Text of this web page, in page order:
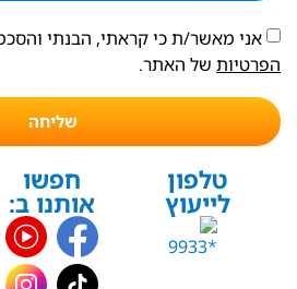
אני מאשר/ת כי קראתי, הבנתי
הפרטיות של האתר.
שליחה
טלפון
לייעוץ
חפשו
אותנו ב: